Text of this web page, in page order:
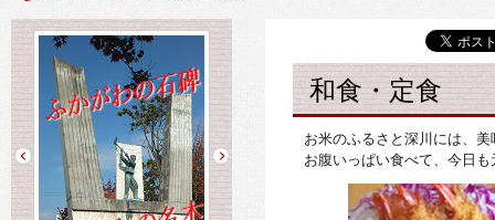
和食・定食
お米のふるさと深川には、
お腹いっぱい食べて、今日